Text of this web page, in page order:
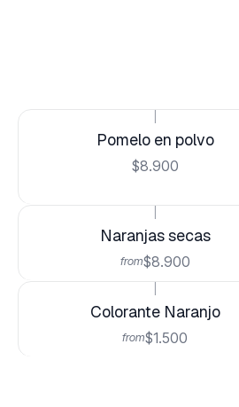
Pomelo en polvo
$8.900
Naranjas secas
from$8.900
Colorante Naranjo
from$1.500